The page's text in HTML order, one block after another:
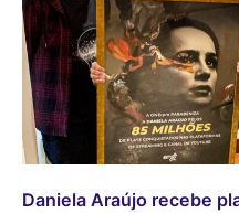
Daniela Araújo recebe